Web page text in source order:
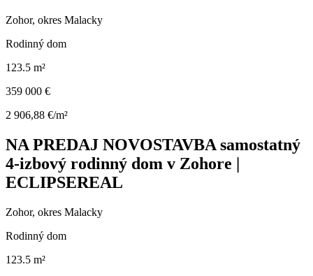
Zohor, okres Malacky
Rodinný dom
123.5 m²
359 000 €
2 906,88 €/m²
NA PREDAJ NOVOSTAVBA samostatný
4-izbový rodinný dom v Zohore |
ECLIPSEREAL
Zohor, okres Malacky
Rodinný dom
123.5 m²